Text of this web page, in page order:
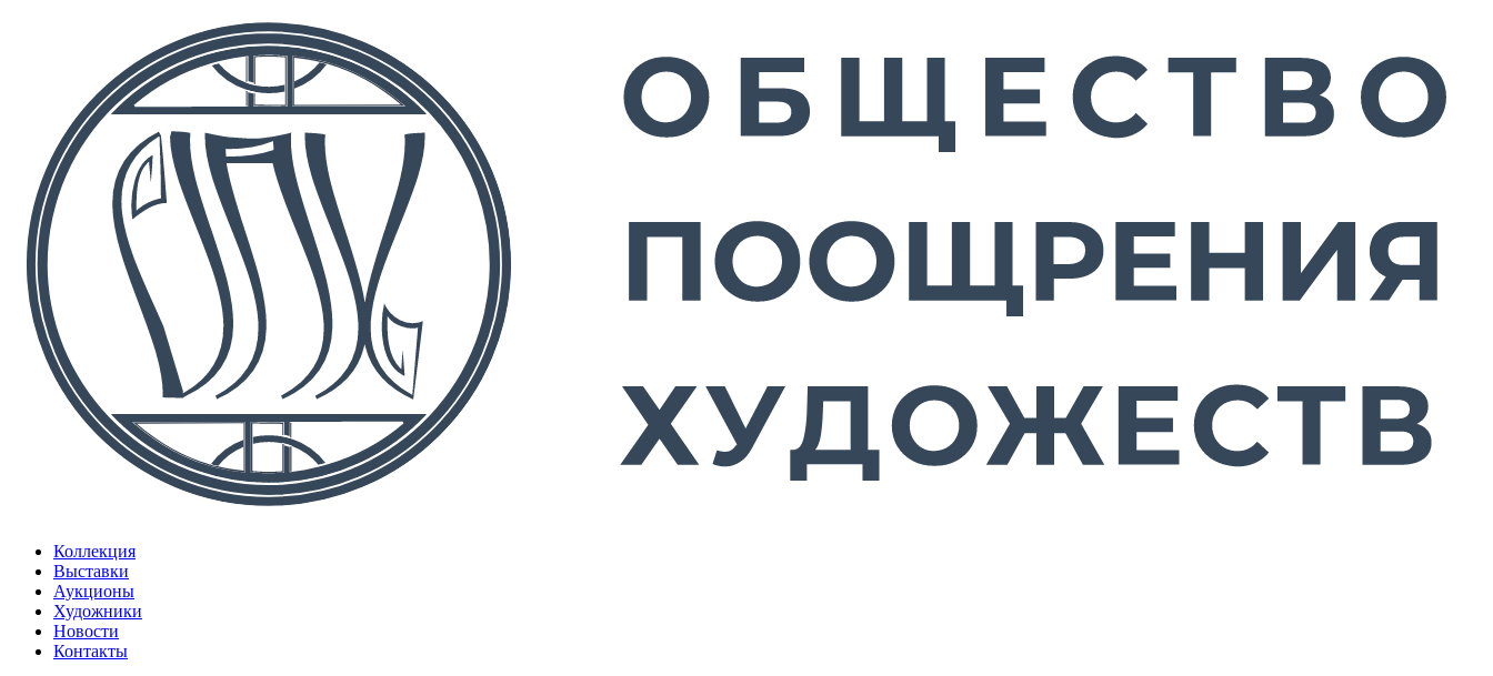
Коллекция
Выставки
Аукционы
Художники
Новости
Контакты